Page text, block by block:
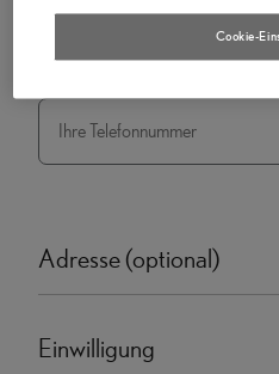
Adresse (optional)
Einwilligung
Cookie-